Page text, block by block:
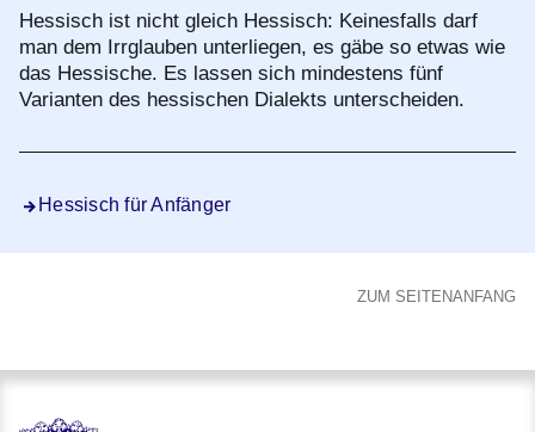
Hessisch ist nicht gleich Hessisch: Keinesfalls darf
man dem Irrglauben unterliegen, es gäbe so etwas wie
das Hessische. Es lassen sich mindestens fünf
Varianten des hessischen Dialekts unterscheiden.
Hessisch für Anfänger
ZUM SEITENANFANG